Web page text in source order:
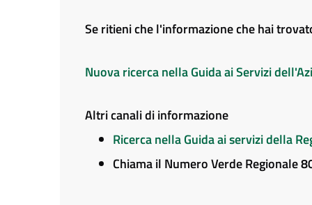
Se ritieni che l'informazione che hai
Nuova ricerca nella Guida ai Servizi
Altri canali di informazione
Ricerca nella Guida ai servizi della
Chiama il Numero Verde Regionale